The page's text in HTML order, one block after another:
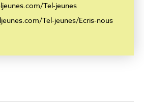
Tel-jeunes
Tel-jeunes/Ecris-nous